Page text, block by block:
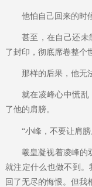
他怕自己回来的时
甚至，在自己还未
了封印，彻底席卷整个
那样的后果，他无
就在凌峰心中慌乱
了他的肩膀。
“小峰，不要让肩
羲皇凝视着凌峰的
就注定什么也做不到
回了无尽的悔恨。但我